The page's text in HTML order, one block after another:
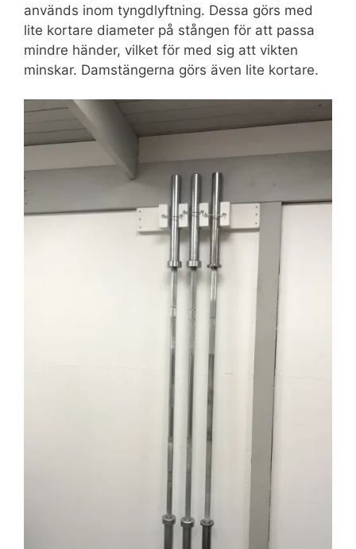
används inom tyngdlyftning. Dessa görs med
lite kortare diameter på stången för att passa
mindre händer, vilket för med sig att vikten
minskar. Damstängerna görs även lite kortare.